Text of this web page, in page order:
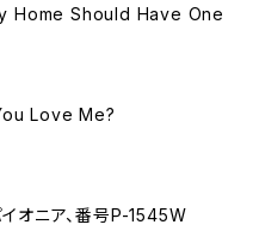
Home Should Have One
You Love Me?
オニア、番号P-1545W